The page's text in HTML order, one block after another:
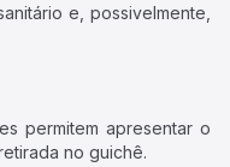
e, possivelmente,
permitem apresentar o
no guichê.